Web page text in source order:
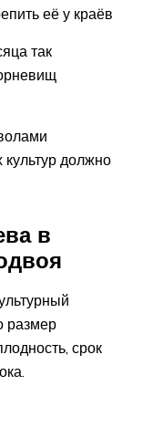
её у краёв
так
культур должно
в
размер
срок